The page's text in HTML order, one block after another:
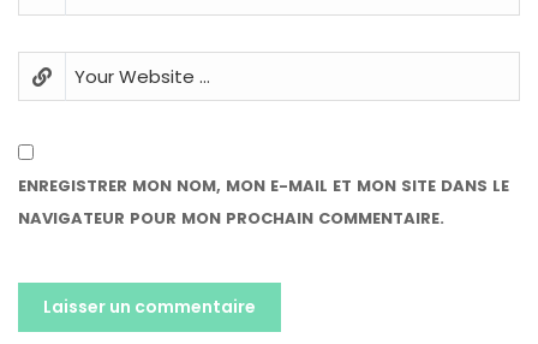
ENREGISTRER MON NOM, MON E-MAIL ET MON SITE DANS LE
NAVIGATEUR POUR MON PROCHAIN COMMENTAIRE.